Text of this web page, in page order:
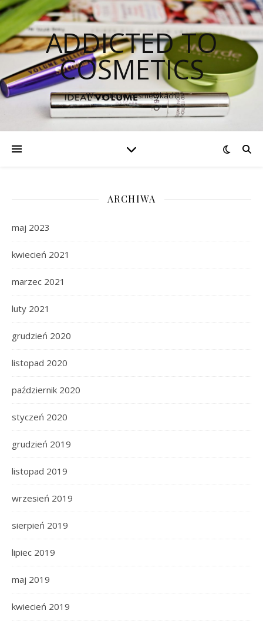
ADDICTED TO
COSMETICS
Wszystko o kosmetykach
ARCHIWA
maj 2023
kwiecień 2021
marzec 2021
luty 2021
grudzień 2020
listopad 2020
październik 2020
styczeń 2020
grudzień 2019
listopad 2019
wrzesień 2019
sierpień 2019
lipiec 2019
maj 2019
kwiecień 2019